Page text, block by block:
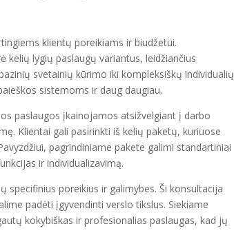
klientų poreikiams ir biudžetui.
kelių lygių paslaugų variantus, leidžiančius
svetainių kūrimo iki kompleksiškų individualių
sistemoms ir daug daugiau.
paslaugos įkainojamos atsižvelgiant į darbo
Klientai gali pasirinkti iš kelių paketų, kuriuose
pagrindiniame pakete galimi standartiniai
ir individualizavimą.
poreikius ir galimybes. Ši konsultacija
padėti įgyvendinti verslo tikslus. Siekiame
kokybiškas ir profesionalias paslaugas, kad jų